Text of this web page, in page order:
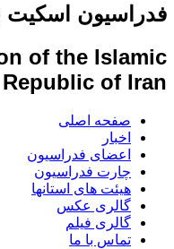
فدراسیون اسکیت
of the Islamic
Republic of Iran
صفحه اصلی
اخبار
اعضای فدراسیون
چارت فدراسیون
هیئت های استانها
گالری عکس
گالری فیلم
تماس با ما